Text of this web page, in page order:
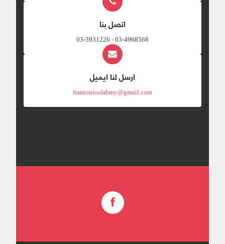
اتصل بنا
03-4968568 - 03-3931226
ارسل لنا ايميل
frantoniosfahmy@gmail.com